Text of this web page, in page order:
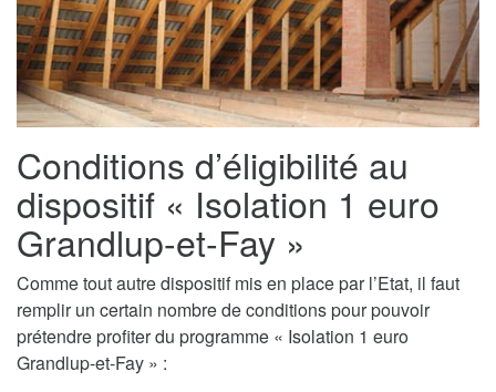
Conditions d’éligibilité au
dispositif « Isolation 1 euro
Grandlup-et-Fay »
Comme tout autre dispositif mis en place par l’Etat, il faut
remplir un certain nombre de conditions pour pouvoir
prétendre profiter du programme « Isolation 1 euro
Grandlup-et-Fay » :